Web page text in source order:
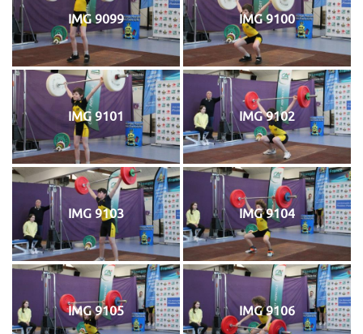
IMG 9099 IMG 9100
IMG 9101 IMG 9102
IMG 9103 IMG 9104
IMG 9105 IMG 9106